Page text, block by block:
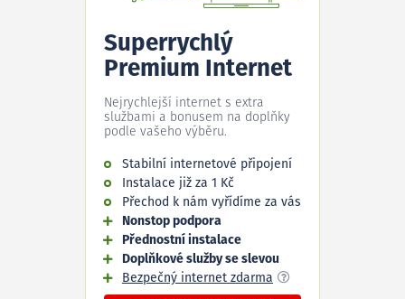
Superrychlý
Premium Internet
Nejrychlejší internet s extra
službami a bonusem na doplňky
podle vašeho výběru.
Stabilní internetové připojení
Instalace již za 1 Kč
Přechod k nám vyřídíme za vás
Nonstop podpora
Přednostní instalace
Doplňkové služby se slevou
Bezpečný internet zdarma